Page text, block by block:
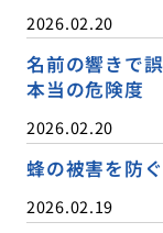
2026.02.20
名前の響きで
本当の危険度
2026.02.20
蜂の被害を防
2026.02.19